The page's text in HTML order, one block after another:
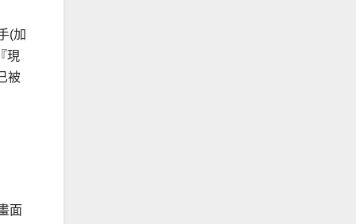
(加
現
被
面